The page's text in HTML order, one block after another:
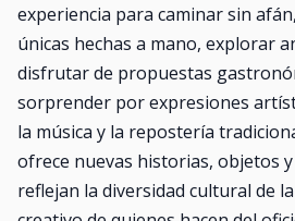
experiencia para caminar sin
únicas hechas a mano, explorar
disfrutar de propuestas
sorprender por expresiones
la música y la repostería
ofrece nuevas historias, objetos
reflejan la diversidad cultural de